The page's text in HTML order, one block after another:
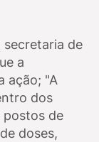
secretaria de
a
ação; "A
dos
postos de
doses,